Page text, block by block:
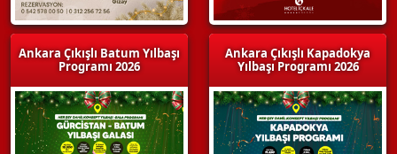
Ankara Çıkışlı Batum Yılbaşı
Programı 2026
Ankara Çıkışlı Kapadokya
Yılbaşı Programı 2026